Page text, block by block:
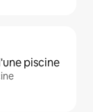
piscine